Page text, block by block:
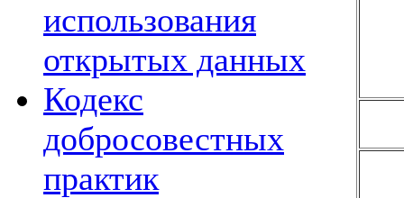
использования
открытых данных
Кодекс
добросовестных
практик